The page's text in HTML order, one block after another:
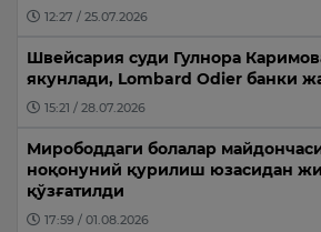
12:27 / 25.07.2026
Швейсария суди Гулнора
якунлади, Lombard Odier банки
15:21 / 28.07.2026
Мирободдаги болалар
ноқонуний қурилиш юзасидан
қўзғатилди
17:59 / 01.08.2026